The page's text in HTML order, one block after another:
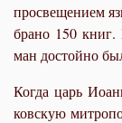
про­све­ще­ни­ем
бра­но 150 книг.
ман до­стой­но
Ко­гда царь
ков­скую